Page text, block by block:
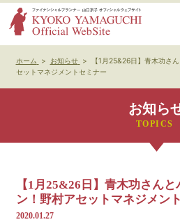
ホーム > お知らせ >
【1月25&26日】青木功さ
セットマネジメントセミナー
お知ら
【1月25&26日】青木功さん
ン！野村アセットマネジメン
2020.01.27